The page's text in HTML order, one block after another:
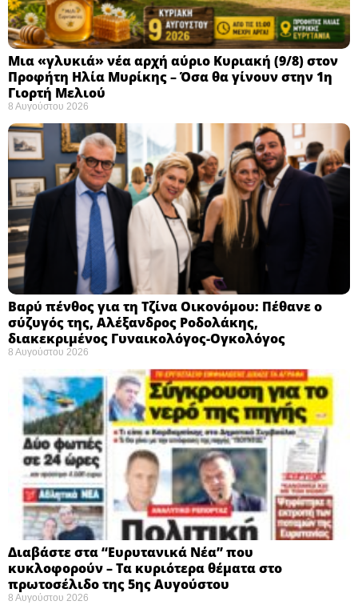
Μια «γλυκιά» νέα αρχή αύριο Κυριακή (9/8) στον
Προφήτη Ηλία Μυρίκης – Όσα θα γίνουν στην 1η
Γιορτή Μελιού
8 Αυγούστου 2026
Βαρύ πένθος για τη Τζίνα Οικονόμου: Πέθανε ο
σύζυγός της, Αλέξανδρος Ροδολάκης,
διακεκριμένος Γυναικολόγος-Ογκολόγος
8 Αυγούστου 2026
Διαβάστε στα “Ευρυτανικά Νέα” που
κυκλοφορούν – Τα κυριότερα θέματα στο
πρωτοσέλιδο της 5ης Αυγούστου
8 Αυγούστου 2026